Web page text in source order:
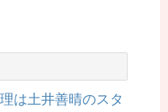
は土井善晴のスタ